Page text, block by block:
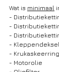
Wat is minimaal
-
-
-
-
- Krukaskeerring
- Motorolie